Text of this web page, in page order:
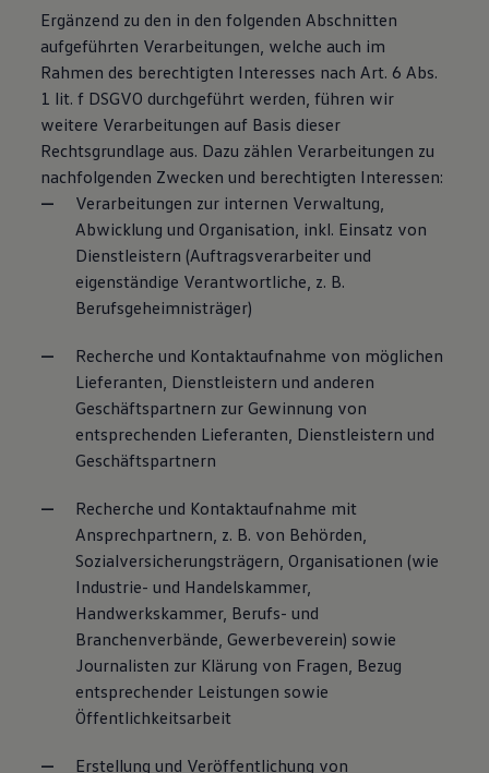
Ergänzend zu den in den folgenden Abschnitten
aufgeführten Verarbeitungen, welche auch im
Rahmen des berechtigten Interesses nach Art. 6 Abs.
1 lit. f DSGVO durchgeführt werden, führen wir
weitere Verarbeitungen auf Basis dieser
Rechtsgrundlage aus. Dazu zählen Verarbeitungen zu
nachfolgenden Zwecken und berechtigten Interessen:
Verarbeitungen zur internen Verwaltung,
Abwicklung und Organisation, inkl. Einsatz von
Dienstleistern (Auftragsverarbeiter und
eigenständige Verantwortliche, z. B.
Berufsgeheimnisträger)
Recherche und Kontaktaufnahme von möglichen
Lieferanten, Dienstleistern und anderen
Geschäftspartnern zur Gewinnung von
entsprechenden Lieferanten, Dienstleistern und
Geschäftspartnern
Recherche und Kontaktaufnahme mit
Ansprechpartnern, z. B. von Behörden,
Sozialversicherungsträgern, Organisationen (wie
Industrie- und Handelskammer,
Handwerkskammer, Berufs- und
Branchenverbände, Gewerbeverein) sowie
Journalisten zur Klärung von Fragen, Bezug
entsprechender Leistungen sowie
Öffentlichkeitsarbeit
Erstellung und Veröffentlichung von